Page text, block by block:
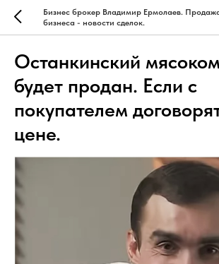
Бизнес брокер Владимир Ермолаев.
бизнеса - новости сделок.
Останкинский
будет продан. Если с
покупателем
цене.